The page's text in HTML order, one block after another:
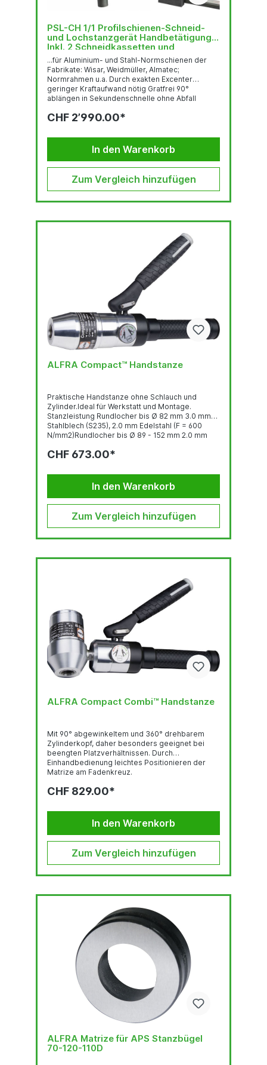
PSL-CH 1/1 Profilschienen-Schneid-
und Lochstanzgerät Handbetätigung,
Inkl. 2 Schneidkassetten und
Längenanschlag 1000 mm
...für Aluminium- und Stahl-Normschienen der
Fabrikate: Wisar, Weidmüller, Almatec;
Normrahmen u.a. Durch exakten Excenter
geringer Kraftaufwand nötig Gratfrei 90°
ablängen in Sekundenschnelle ohne Abfall
mm Ausgelegt für alle Alu- und Stahl-
Befestigungsschienen, Apparateschienen und
Tragschienen (EN-Norm) unabhängig vom
Profilhersteller Inkl. 2 Schneidkassettenpaare
Länge einsenden) Lieferumfang:...
CHF 2’990.00*
In den Warenkorb
Zum Vergleich hinzufügen
ALFRA Compact™ Handstanze
Praktische Handstanze ohne Schlauch und
Zylinder.Ideal für Werkstatt und Montage.
Stanzleistung Rundlocher bis Ø 82 mm 3.0 mm
Stahlblech (S235), 2.0 mm Edelstahl (F = 600
N/mm2)Rundlocher bis Ø 89 - 152 mm 2.0 mm
N/mm2) Quadratlocher bis 68 x 68 mm 3.0 mm
N/mm2)Quadratlocher bis 92 x 92 mm 2.0 mm
Stahlblech (S235), 1.5 mm Edelstahl (F = 600
CHF 673.00*
In den Warenkorb
Zum Vergleich hinzufügen
ALFRA Compact Combi™ Handstanze
Mit 90° abgewinkeltem und 360° drehbarem
Zylinderkopf, daher besonders geeignet bei
beengten Platzverhältnissen. Durch
Einhandbedienung leichtes Positionieren der
Matrize am Fadenkreuz.
Stahlblech (S235), 2.0 mm Edelstahl (F = 600
Stahlblech (S235), 1.5 mm Edelstahl (F = 600
N/mm2)Quadratlocher bis 68 x 68 mm 3.0 mm
Stahlblech (S235), 2.0 mm Edelstahl (F = 600
CHF 829.00*
In den Warenkorb
Zum Vergleich hinzufügen
ALFRA Matrize für APS Stanzbügel
70-120-110D